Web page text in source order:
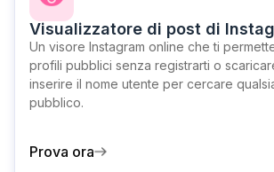
Visualizzatore di post di
Un visore Instagram online che ti
profili pubblici senza registrarti o
inserire il nome utente per cercare
pubblico.
Prova ora